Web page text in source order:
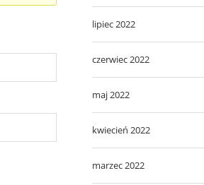
lipiec 2022
czerwiec 2022
maj 2022
kwiecień 2022
marzec 2022